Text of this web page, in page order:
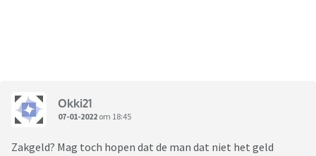
Okki21
07-01-2022 om 18:45
Zakgeld? Mag toch hopen dat de man dat niet het geld